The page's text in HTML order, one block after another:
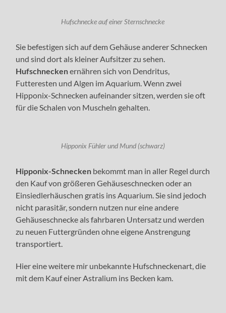
Hufschnecke auf einer Sternschnecke
Sie befestigen sich auf dem Gehäuse anderer Schnecken
und sind dort als kleiner Aufsitzer zu sehen.
Hufschneckenernähren sich von Dendritus,
Futteresten und Algen im Aquarium. Wenn zwei
Hipponix-Schnecken aufeinander sitzen, werden sie oft
für die Schalen von Muscheln gehalten.
Hipponix Fühler und Mund (schwarz)
Hipponix-Schnecken bekommt man in aller Regel durch
den Kauf von größeren Gehäuseschnecken oder an
Einsiedlerhäuschen gratis ins Aquarium. Sie sind jedoch
nicht parasitär, sondern nutzen nur eine andere
Gehäuseschnecke als fahrbaren Untersatz und werden
zu neuen Futtergründen ohne eigene Anstrengung
transportiert.
Hier eine weitere mir unbekannte Hufschneckenart, die
mit dem Kauf einer Astralium ins Becken kam.